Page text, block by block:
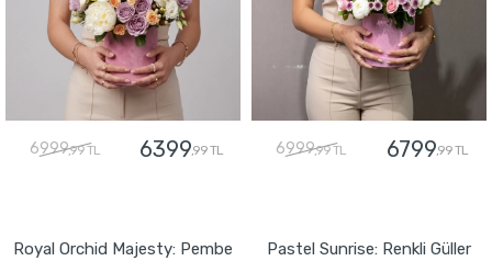
6999,99 TL 6399,99 TL 6999,99 TL 6799,99 TL
Royal Orchid Majesty: Pembe
Pastel Sunrise: Renkli Güller